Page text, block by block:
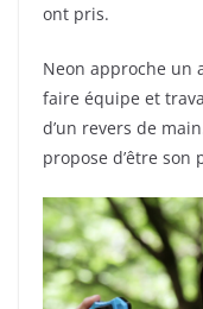
ont pris.
Neon approche un
faire équipe et
d’un revers de
propose d’être son